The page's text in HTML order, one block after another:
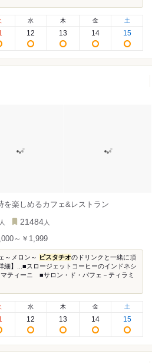
水
12
木
13
金
14
土
15
を楽しめるカフェ&レストラン
人 21484 人
～￥1,999
～メロン～ ピスタチオのドリンクと一緒に頂
細】...■スロージェットコーヒーのインドネシ
マティーニ ■サロン・ド・パフェ－ティラミ
水
12
木
13
金
14
土
15